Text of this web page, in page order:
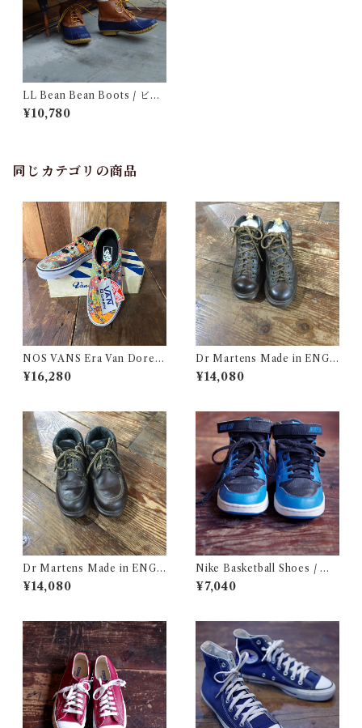
LL Bean Bean Boots / ビー
ンブーツ
¥10,780
同じカテゴリの商品
NOS VANS Era Van Doren
Multi / Aborigine / ヴァンズ
エラ ヴァンドーレン マルチ ア
¥16,280
Dr Martens Made in ENGL
AND Size 5 / メイド イン イ
ングランド ドクター マーチン
¥14,080
Dr Martens Made in ENGL
AND SIze 5 / メイド イン イ
ングランド ドクターマーチン
¥14,080
Nike Basketball Shoes / ナ
イキ バスケットボール シュー
ズ / ナイキ スニーカー
¥7,040